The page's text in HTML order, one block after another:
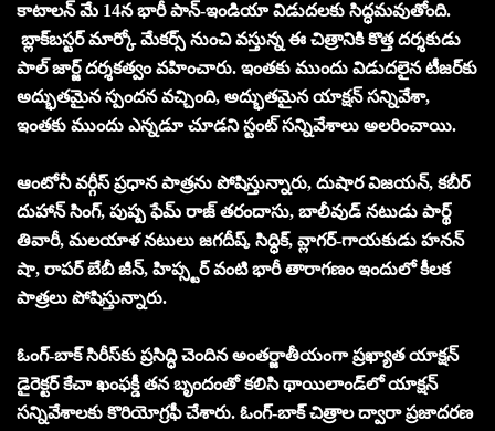
కాటాలన్ మే 14న భారీ పాన్-ఇండియా విడుదలకు సిద్ధమవుతోంది.
బ్లాక్‌బస్టర్ మార్కో మేకర్స్ నుంచి వస్తున్న ఈ చిత్రానికి కొత్త దర్శకుడు
పాల్ జార్జ్ దర్శకత్వం వహించారు. ఇంతకు ముందు విడుదలైన టీజర్‌కు
అద్భుతమైన స్పందన వచ్చింది, అద్భుతమైన యాక్షన్ సన్నివేశా,
ఇంతకు ముందు ఎన్నడూ చూడని స్టంట్ సన్నివేశాలు అలరించాయి.
ఆంటోనీ వర్గీస్ ప్రధాన పాత్రను పోషిస్తున్నారు, దుషార విజయన్, కబీర్
దుహాన్ సింగ్, పుష్ప ఫేమ్ రాజ్ తరందాసు, బాలీవుడ్ నటుడు పార్థ్
తివారీ, మలయాళ నటులు జగదీష్, సిద్ధిక్, వ్లాగర్-గాయకుడు హనన్
షా, రాపర్ బేబీ జీన్, హిప్స్టర్ వంటి భారీ తారాగణం ఇందులో కీలక
పాత్రలు పోషిస్తున్నారు.
ఓంగ్-బాక్ సిరీస్‌కు ప్రసిద్ధి చెందిన అంతర్జాతీయంగా ప్రఖ్యాత యాక్షన్
డైరెక్టర్ కేచా ఖంఫక్డీ తన బృందంతో కలిసి థాయిలాండ్‌లో యాక్షన్
సన్నివేశాలకు కొరియోగ్రఫీ చేశారు. ఓంగ్-బాక్ చిత్రాల ద్వారా ప్రజాదరణ